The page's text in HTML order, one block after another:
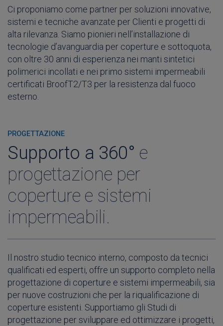
Ci proponiamo come partner per soluzioni innovative,
sistemi e tecniche avanzate per Clienti e progetti di
alta rilevanza. Siamo pionieri nell’installazione di
tecnologie d’avanguardia per coperture e sottoquota,
con oltre 30 anni di esperienza nei manti sintetici
polimerici incollati e nei primo sistemi impermeabili
certificati BroofT2/T3 per la resistenza dal fuoco
esterno.
PROGETTAZIONE
Supporto a 360° e
progettazione per
coperture e sistemi
impermeabili.
Il nostro studio tecnico interno, composto da tecnici
qualificati ed esperti, offre un supporto completo nella
progettazione di coperture e sistemi impermeabili, sia
per nuove costruzioni che per la riqualificazione di
coperture esistenti. Supportiamo gli Studi di
progettazione per sviluppare ed ottimizzare i progetti,